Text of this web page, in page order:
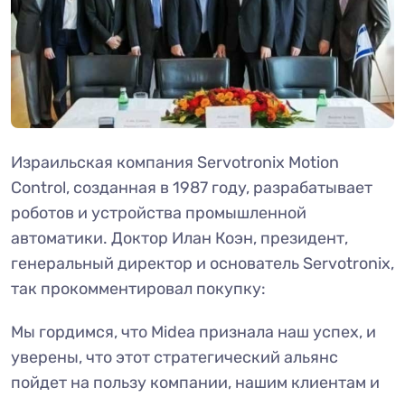
Израильская компания Servotronix Motion
Control, созданная в 1987 году, разрабатывает
роботов и устройства промышленной
автоматики. Доктор Илан Коэн, президент,
генеральный директор и основатель Servotronix,
так прокомментировал покупку:
Мы гордимся, что Midea признала наш успех, и
уверены, что этот стратегический альянс
пойдет на пользу компании, нашим клиентам и